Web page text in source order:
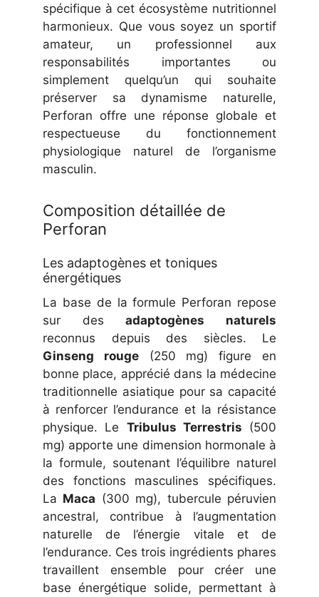
spécifique à cet écosystème nutritionnel
harmonieux. Que vous soyez un sportif
amateur, un professionnel aux
responsabilités importantes ou
simplement quelqu’un qui souhaite
préserver sa dynamisme naturelle,
Perforan offre une réponse globale et
respectueuse du fonctionnement
physiologique naturel de l’organisme
masculin.
Composition détaillée de
Perforan
Les adaptogènes et toniques
énergétiques
La base de la formule Perforan repose
sur desadaptogènes naturels
reconnus depuis des siècles. Le
Ginseng rouge(250 mg) figure en
bonne place, apprécié dans la médecine
traditionnelle asiatique pour sa capacité
à renforcer l’endurance et la résistance
physique. Le Tribulus Terrestris (500
mg) apporte une dimension hormonale à
la formule, soutenant l’équilibre naturel
des fonctions masculines spécifiques.
La Maca (300 mg), tubercule péruvien
ancestral, contribue à l’augmentation
naturelle de l’énergie vitale et de
l’endurance. Ces trois ingrédients phares
travaillent ensemble pour créer une
base énergétique solide, permettant à